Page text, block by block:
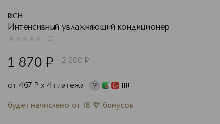
RICH
Интенсивный увлажняющий кондиционер
(0)
1 870 ¤ 2 200 ¤
от 467 ¤ х 4 платежа
будет начислено от 18 бонусов